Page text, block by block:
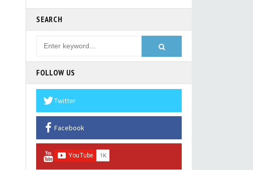
SEARCH
FOLLOW US
Twitter
Facebook